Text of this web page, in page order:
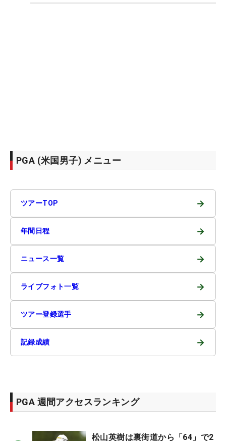
PGA (米国男子) メニュー
ツアーTOP →
年間日程 →
ニュース一覧 →
ライブフォト一覧 →
ツアー登録選手 →
記録成績 →
PGA 週間アクセスランキング
松山英樹は裏街道から「64」で2